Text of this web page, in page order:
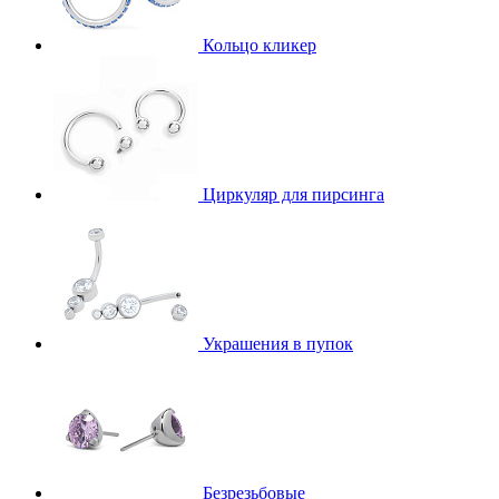
Кольцо кликер
Циркуляр для пирсинга
Украшения в пупок
Безрезьбовые